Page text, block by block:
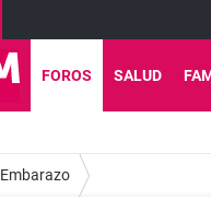
FOROS SALUD
Embarazo